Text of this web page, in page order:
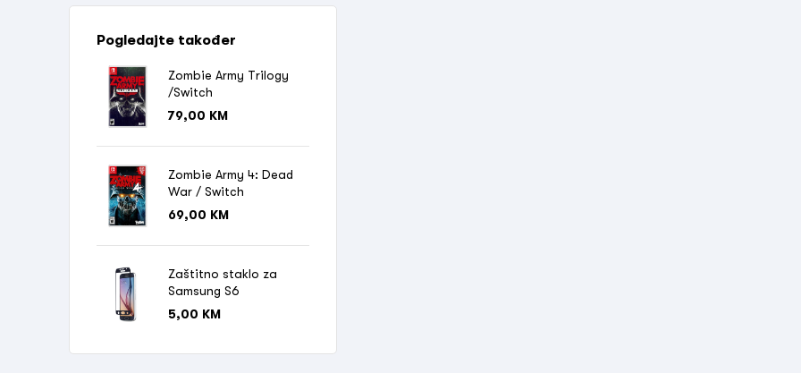
Pogledajte također
Zombie Army Trilogy
/Switch
79,00 KM
Zombie Army 4: Dead
War / Switch
69,00 KM
Zaštitno staklo za
Samsung S6
5,00 KM